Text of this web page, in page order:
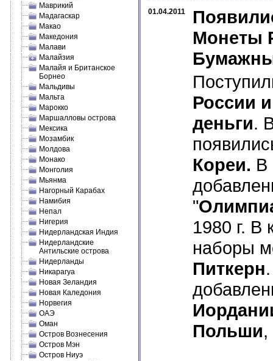
Маврикий
Мадагаскар
Макао
Македония
Малави
Малайзия
Малайя и Британское
Борнео
Мальдивы
Мальта
Марокко
Маршалловы острова
Мексика
Мозамбик
Молдова
Монако
Монголия
Мьянма
Нагорный Карабах
Намибия
Непал
Нигерия
Нидерландская Индия
Нидерландские
Антильские острова
Нидерланды
Никарагуа
Новая Зеландия
Новая Каледония
Норвегия
ОАЭ
Оман
Остров Вознесения
Остров Мэн
Остров Ниуэ
01.04.2011
Монеты
России
деньги.
Кореи. В
"
1980 г. В
наборы
Питкерн
Польши,